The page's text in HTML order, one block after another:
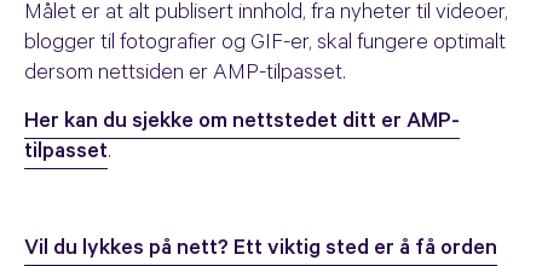
Målet er at alt publisert innhold, fra nyheter til videoer,
blogger til fotografier og GIF-er, skal fungere optimalt
dersom nettsiden er AMP-tilpasset.
Her kan du sjekke om nettstedet ditt er AMP-
tilpasset.
Vil du lykkes på nett? Ett viktig sted er å få orden